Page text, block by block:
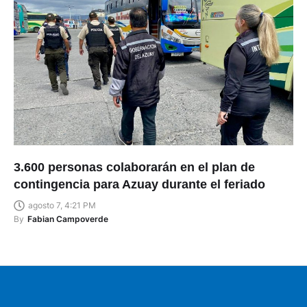
3.600 personas colaborarán en el plan de
contingencia para Azuay durante el feriado
agosto 7, 4:21 PM
By Fabian Campoverde